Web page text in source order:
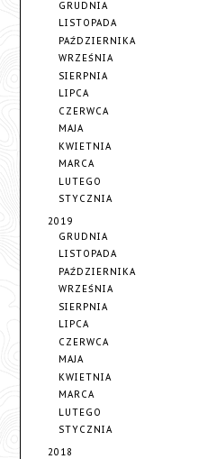
GRUDNIA
LISTOPADA
PAŹDZIERNIKA
WRZEŚNIA
SIERPNIA
LIPCA
CZERWCA
MAJA
KWIETNIA
MARCA
LUTEGO
STYCZNIA
2019
GRUDNIA
LISTOPADA
PAŹDZIERNIKA
WRZEŚNIA
SIERPNIA
LIPCA
CZERWCA
MAJA
KWIETNIA
MARCA
LUTEGO
STYCZNIA
2018